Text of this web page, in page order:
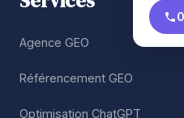
Agence GEO
Référencement GEO
Optimisation ChatGPT